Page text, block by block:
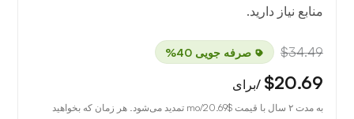
منابع نیاز دارید.
$34.49 صرفه جویی 40%
$20.69 /برای
به مدت ۲ سال با قیمت $20.69
/mo تمدید می‌شود. هر زمان که بخواهید